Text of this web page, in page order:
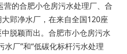
的合肥小仓房污水处理厂、合
郢净水厂，在来自全国120座
脱颖而出。合肥市小仓房污水
水厂”和“低碳化标杆污水处理